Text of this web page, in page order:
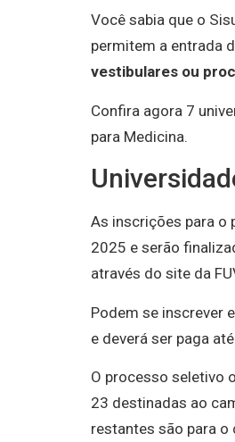
Você sabia que o
permitem a entrada
vestibulares ou
Confira agora 7
para Medicina.
As inscrições para o
2025 e serão
através do site da
Podem se inscrever
e deverá ser paga
O processo seletivo
23 destinadas ao
restantes são para o